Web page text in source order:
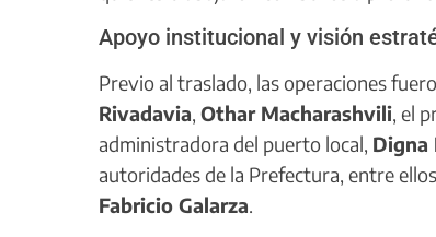
Apoyo institucional y visión
Previo al traslado, las operaciones
Rivadavia, Othar Macharashvili, el
administradora del puerto local, Digna
autoridades de la Prefectura, entre
Fabricio Galarza.